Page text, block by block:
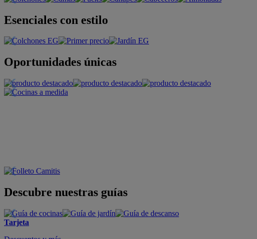
Esenciales con estilo
Oportunidades únicas
Descubre nuestras guías
Tarjeta